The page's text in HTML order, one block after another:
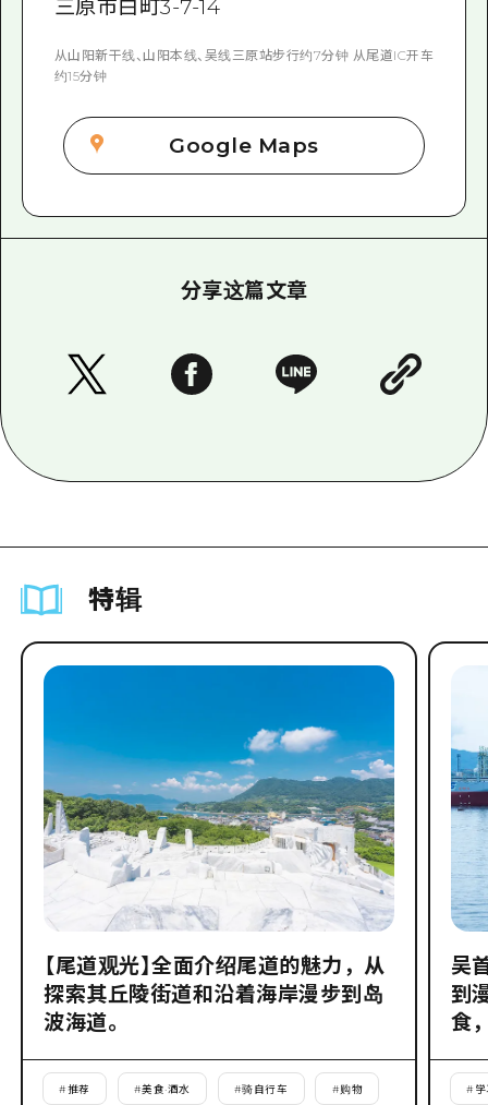
三原市白町3-7-14
从山阳新干线、山阳本线、吴线三原站步行约7分钟 从尾道IC开车
约15分钟
Google Maps
分享这篇文章
特辑
【尾道观光】全面介绍尾道的魅力，从
探索其丘陵街道和沿着海岸漫步到岛
波海道。
#推荐 #美食·酒水 #骑自行车 #购物
吴
到
食
# 学